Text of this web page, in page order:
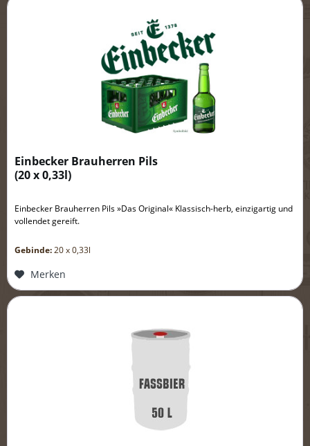
Einbecker Brauherren Pils
(20 x 0,33l)
Einbecker Brauherren Pils »Das Original« Klassisch-herb, einzigartig und
vollendet gereift.
Gebinde:20 x 0,33l
Merken